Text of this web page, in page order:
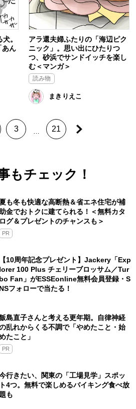
。
あん
アラ還夫婦ふたりの「海辺ピク
ニック」。思い出にひたりつ
つ、砂浜でサンドイッチを楽し
む＜マンガ＞
読み物
まきりえこ
3 … 21
もチェック！
も冬も快適な高断熱＆省エネ住宅が補
助金でおトクに建てられる！＜無料カタ
ログ＆プレゼントのチャンスも＞
PR
【10周年記念プレゼント】Jackery「Exp
lorer 100 Plus チェリーブロッサム／Tur
bo Fan」がESSEonline無料会員登録・S
NSフォローで当たる！
島直子さんと考える更年期。自律神経
乱れからくる不調で「やめたこと・始
たこと」
PR
行きたい、関東の「工場見学」スポッ
ト4つ。無料で楽しめるバイキング食べ放
題も